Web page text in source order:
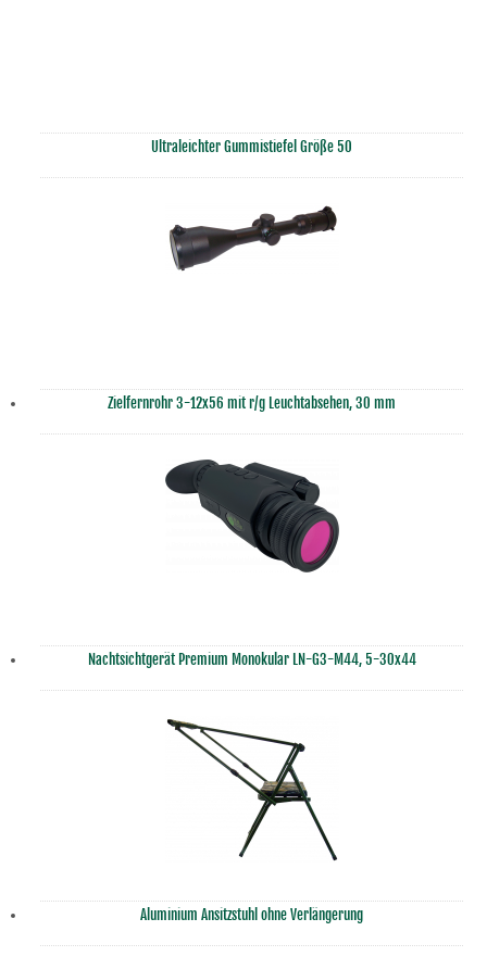
Ultraleichter Gummistiefel Größe 50
Zielfernrohr 3-12x56 mit r/g Leuchtabsehen, 30 mm
Nachtsichtgerät Premium Monokular LN-G3-M44, 5-30x44
Aluminium Ansitzstuhl ohne Verlängerung